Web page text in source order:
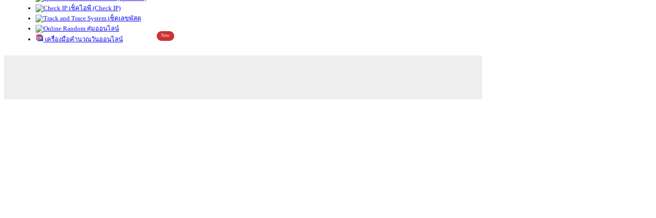
เช็คไอพี (Check IP)
เช็คเลขพัสดุ
สุ่มออนไลน์
เครื่องมือคำนวณวันออนไลน์
New